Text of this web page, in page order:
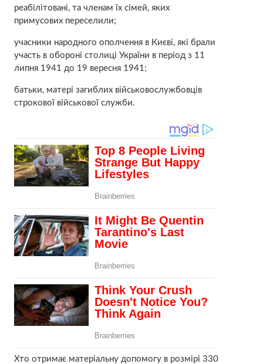
реабілітовані, та членам їх сімей, яких
примусових переселили;
учасники народного ополчення в Києві, які брали
участь в обороні столиці України в період з 11
липня 1941 до 19 вересня 1941;
батьки, матері загиблих військовослужбовців
строкової військової служби.
Хто отримає матеріальну допомогу в розмірі 330